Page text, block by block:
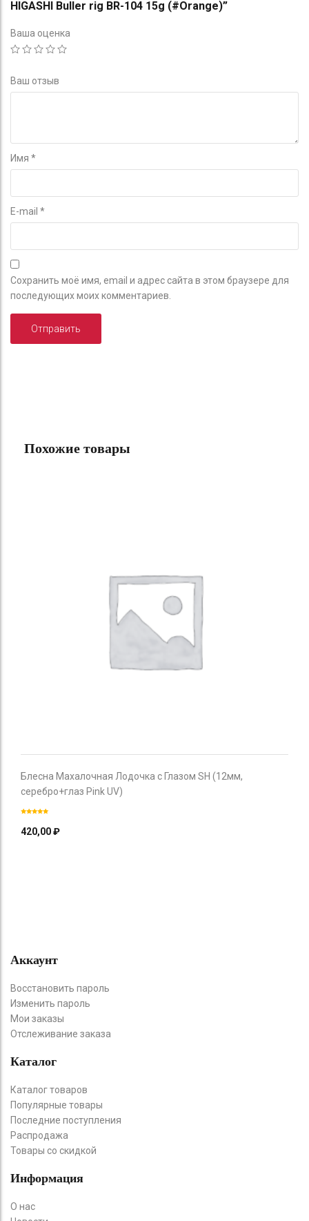
HIGASHI Buller rig BR-104 15g (#Orange)”
Ваша оценка
Ваш отзыв
Имя *
E-mail *
Сохранить моё имя, email и адрес сайта в этом браузере для
последующих моих комментариев.
Похожие товары
Блесна Махалочная Лодочка с Глазом SH (12мм,
серебро+глаз Pink UV)
420,00₽
Аккаунт
Восстановить пароль
Изменить пароль
Мои заказы
Отслеживание заказа
Каталог
Каталог товаров
Популярные товары
Последние поступления
Распродажа
Товары со скидкой
Информация
О нас